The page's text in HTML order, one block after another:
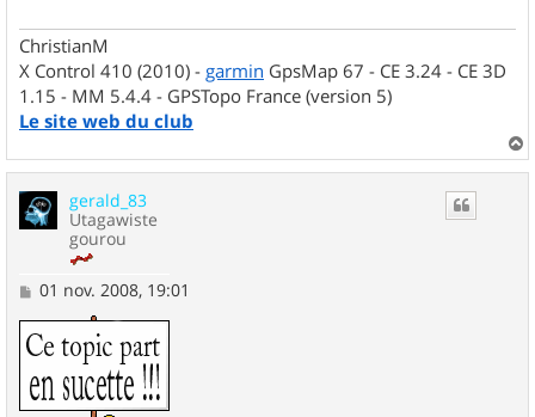
ChristianM
X Control 410 (2010) - garmin GpsMap 67 - CE 3.24 - CE 3D
1.15 - MM 5.4.4 - GPSTopo France (version 5)
Le site web du club
a
gerald_83
Utagawiste
gourou
M
s
s
g
e
01 nov. 2008, 19:01